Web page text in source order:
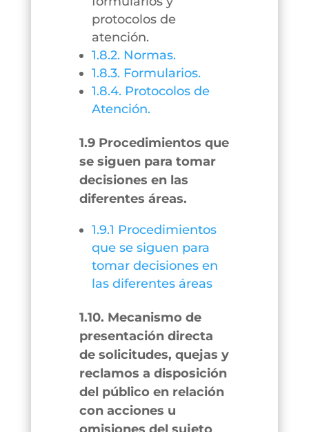
protocolos de
atención.
1.8.2. Normas.
1.8.3. Formularios.
1.8.4. Protocolos de
Atención.
1.9 Procedimientos que
se siguen para tomar
decisiones en las
diferentes áreas.
1.9.1 Procedimientos
que se siguen para
tomar decisiones en
las diferentes áreas
1.10. Mecanismo de
presentación directa
de solicitudes, quejas y
reclamos a disposición
del público en relación
con acciones u